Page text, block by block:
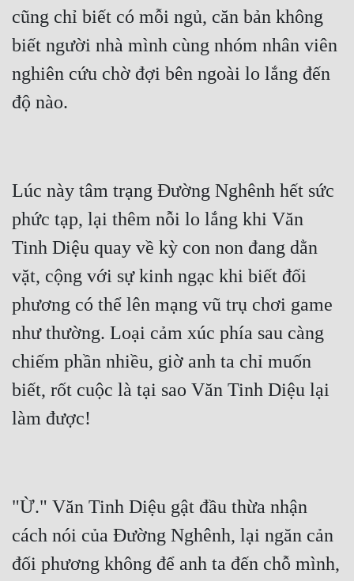
cũng chỉ biết có mỗi ngủ, căn bản không
biết người nhà mình cùng nhóm nhân viên
nghiên cứu chờ đợi bên ngoài lo lắng đến
Lúc này tâm trạng Đường Nghênh hết sức
phức tạp, lại thêm nỗi lo lắng khi Văn
Tinh Diệu quay về kỳ con non đang dằn
vặt, cộng với sự kinh ngạc khi biết đối
phương có thể lên mạng vũ trụ chơi game
như thường. Loại cảm xúc phía sau càng
chiếm phần nhiều, giờ anh ta chỉ muốn
biết, rốt cuộc là tại sao Văn Tinh Diệu lại
"Ừ." Văn Tinh Diệu gật đầu thừa nhận
cách nói của Đường Nghênh, lại ngăn cản
đối phương không để anh ta đến chỗ mình,